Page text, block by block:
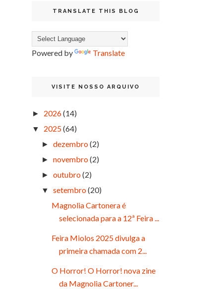
TRANSLATE THIS BLOG
Powered by Translate
VISITE NOSSO ARQUIVO
► 2026(14)
▼ 2025(64)
►dezembro(2)
►novembro(2)
►outubro(2)
▼ setembro(20)
Magnolia Cartonera é
selecionada para a 12ª Feira ...
Feira Miolos 2025 divulga a
primeira chamada com 2...
O Horror! O Horror! nova zine
da Magnolia Cartoner...